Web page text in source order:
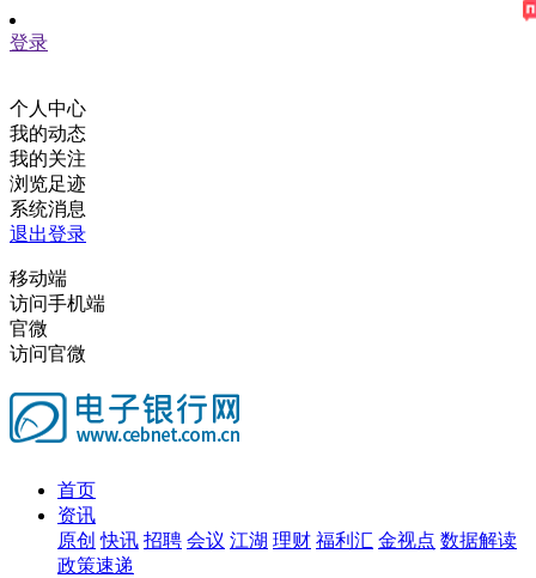
登录
个人中心
我的动态
我的关注
浏览足迹
系统消息
退出登录
移动端
访问手机端
官微
访问官微
首页
资讯
原创 快讯 招聘 会议 江湖 理财 福利汇 金视点 数据解读
政策速递